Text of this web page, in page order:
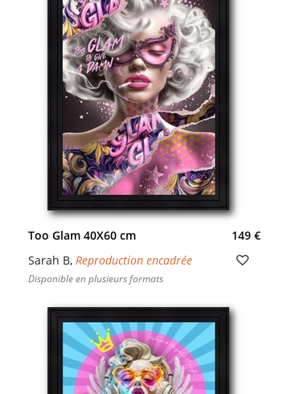
Too Glam 40X60 cm
149 €
Sarah B,Reproduction encadrée
Disponible en plusieurs formats